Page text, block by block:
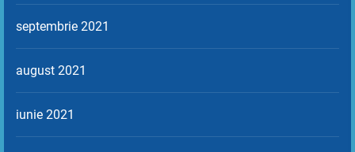
septembrie 2021
august 2021
iunie 2021